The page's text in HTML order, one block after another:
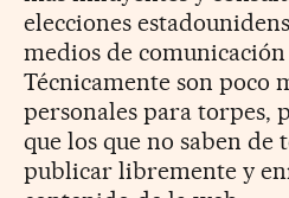
elecciones
medios de
Técnicamente son poco
personales para torpes,
que los que no saben de
publicar libremente y